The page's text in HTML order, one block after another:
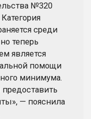
№320
среди
теперь
является
помощи
минимума.
— пояснила